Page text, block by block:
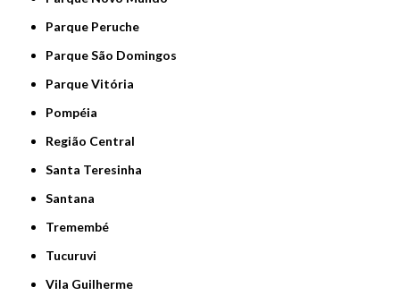
Parque Peruche
Parque São Domingos
Parque Vitória
Pompéia
Região Central
Santa Teresinha
Santana
Tremembé
Tucuruvi
Vila Guilherme